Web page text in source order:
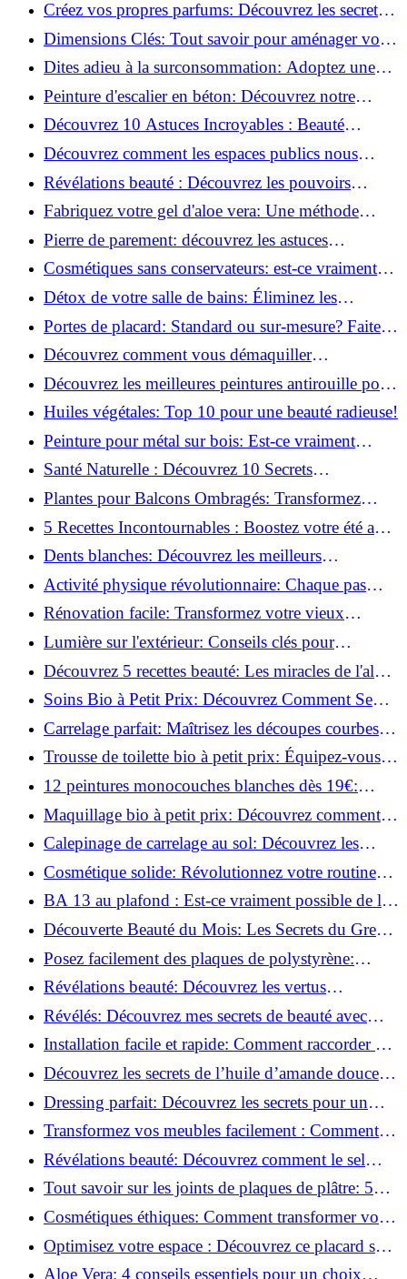
Créez vos propres parfums: Découvrez les secrets
de la fabrication artisanale!
Dimensions Clés: Tout savoir pour aménager votre
salle de bains!
Dites adieu à la surconsommation: Adoptez une
vie plus simple!
Peinture d'escalier en béton: Découvrez notre
tutoriel facile et rapide!
Découvrez 10 Astuces Incroyables : Beauté
Naturelle avec le Concombre !
Découvrez comment les espaces publics nous
incitent à être plus actifs : Révélations surprenantes!
Révélations beauté : Découvrez les pouvoirs
insoupçonnés du concombre!
Fabriquez votre gel d'aloe vera: Une méthode
simple et rapide à la maison!
Pierre de parement: découvrez les astuces
infaillibles pour un nettoyage parfait!
Cosmétiques sans conservateurs: est-ce vraiment
possible?
Détox de votre salle de bains: Éliminez les
ingrédients nocifs dès maintenant!
Portes de placard: Standard ou sur-mesure? Faites
le meilleur choix!
Découvrez comment vous démaquiller
naturellement: Astuces et secrets révélés!
Découvrez les meilleures peintures antirouille pour
le fer: Top 12 analysé!
Huiles végétales: Top 10 pour une beauté radieuse!
Peinture pour métal sur bois: Est-ce vraiment
possible?
Santé Naturelle : Découvrez 10 Secrets
Incontournables pour un Bien-être Optimal!
Plantes pour Balcons Ombragés: Transformez
votre Terrasse en Oasis Verte!
5 Recettes Incontournables : Boostez votre été avec
des huiles essentielles!
Dents blanches: Découvrez les meilleurs
ingrédients naturels!
Activité physique révolutionnaire: Chaque pas
compte pour votre santé!
Rénovation facile: Transformez votre vieux
parquet irrégulier en un clin d'œil!
Lumière sur l'extérieur: Conseils clés pour
concevoir et installer votre éclairage!
Découvrez 5 recettes beauté: Les miracles de l'aloe
vera pour votre peau!
Soins Bio à Petit Prix: Découvrez Comment Se
Chouchouter Pour Moins de 35€!
Carrelage parfait: Maîtrisez les découpes courbes
facilement!
Trousse de toilette bio à petit prix: Équipez-vous
pour moins de 25€!
12 peintures monocouches blanches dès 19€:
Découvrez les meilleures offres!
Maquillage bio à petit prix: Découvrez comment
s'équiper pour moins de 50€!
Calepinage de carrelage au sol: Découvrez les
astuces incontournables!
Cosmétique solide: Révolutionnez votre routine
beauté pour zéro déchet!
BA 13 au plafond : Est-ce vraiment possible de les
coller ?
Découverte Beauté du Mois: Les Secrets du Green
Glamour !
Posez facilement des plaques de polystyrène:
Transformez votre plafond sans effort !
Révélations beauté: Découvrez les vertus
insoupçonnées de l'huile de coco!
Révélés: Découvrez mes secrets de beauté avec
l'huile de ricin!
Installation facile et rapide: Comment raccorder un
luminaire au plafond!
Découvrez les secrets de l’huile d’amande douce :
Pourquoi vous devez l'adopter!
Dressing parfait: Découvrez les secrets pour un
rangement optimal!
Transformez vos meubles facilement : Comment
installer des roulettes en un clin d'œil !
Révélations beauté: Découvrez comment le sel
transforme votre routine!
Tout savoir sur les joints de plaques de plâtre: 5
questions clés pour comprendre les fissures!
Cosmétiques éthiques: Comment transformer votre
routine beauté!
Optimisez votre espace : Découvrez ce placard sous
rampant à portes coulissantes!
Aloe Vera: 4 conseils essentiels pour un choix